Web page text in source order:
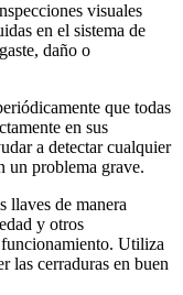
visuales
en el sistema de
daño o
que todas
en sus
a detectar cualquier
un problema grave.
llaves de manera
y otros
funcionamiento. Utiliza
las cerraduras en buen